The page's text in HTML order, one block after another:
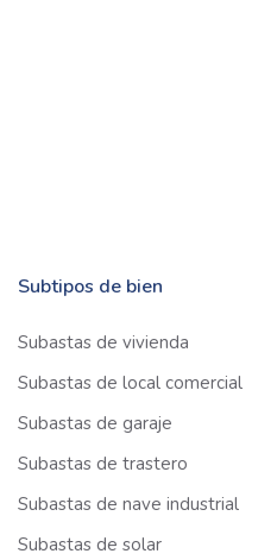
Subtipos de bien
Subastas de vivienda
Subastas de local comercial
Subastas de garaje
Subastas de trastero
Subastas de nave industrial
Subastas de solar